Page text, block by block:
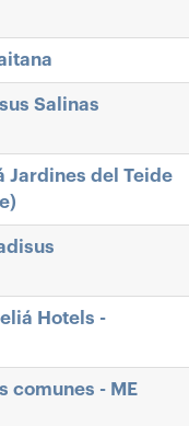
Salinas
Jardines del Teide
Hotels -
comunes - ME